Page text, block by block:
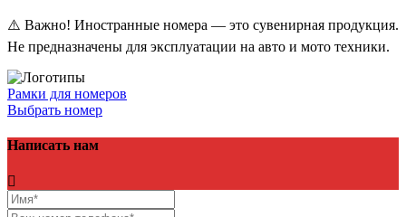
⚠️ Важно! Иностранные номера — это сувенирная продукция.
Не предназначены для эксплуатации на авто и мото техники.
Рамки для номеров
Выбрать номер
Написать нам